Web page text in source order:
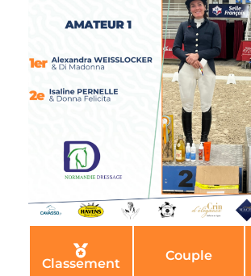
Classement
Couple